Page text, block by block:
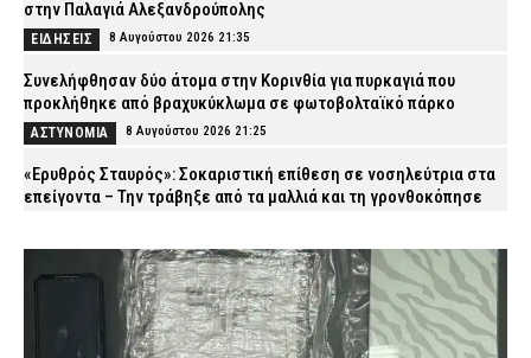
στην Παλαγιά Αλεξανδρούπολης
ΕΙΔΗΣΕΙΣ 8 Αυγούστου 2026 21:35
Συνελήφθησαν δύο άτομα στην Κορινθία για πυρκαγιά που
προκλήθηκε από βραχυκύκλωμα σε φωτοβολταϊκό πάρκο
ΑΣΤΥΝΟΜΙΑ 8 Αυγούστου 2026 21:25
«Ερυθρός Σταυρός»: Σοκαριστική επίθεση σε νοσηλεύτρια στα
επείγοντα – Την τράβηξε από τα μαλλιά και τη γρονθοκόπησε
Προήχθη σε Αστυνόμο Α΄ ο π. Αλέξιος Κουρτέσης,
Προϊστάμενος της Θρησκευτικής Υπηρεσίας της ΕΛ.ΑΣ.
ΣΩΜΑΤΑ ΑΣΦΑΛΕΙΑΣ 8 Αυγούστου 2026 20:55